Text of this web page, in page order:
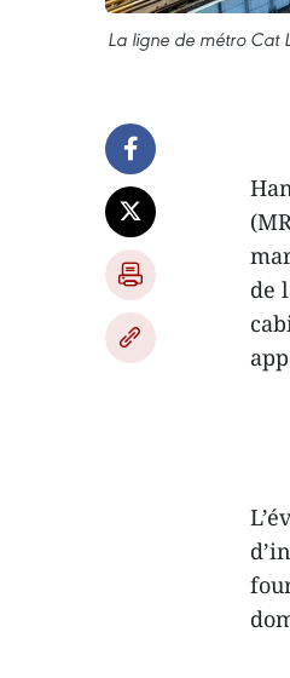
La ligne de métro Cat
de